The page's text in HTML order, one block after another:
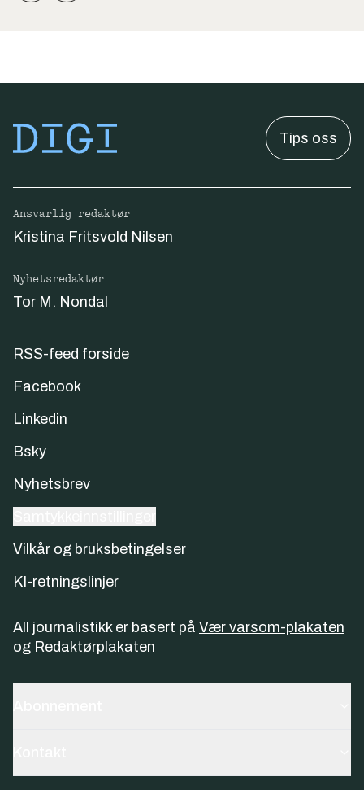
Tips oss
Ansvarlig redaktør
Kristina Fritsvold Nilsen
Nyhetsredaktør
Tor M. Nondal
RSS-feed forside
Facebook
Linkedin
Bsky
Nyhetsbrev
Vilkår og bruksbetingelser
KI-retningslinjer
All journalistikk er basert på Vær varsom-plakaten
og Redaktørplakaten